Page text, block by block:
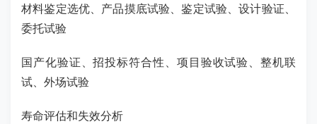
材料鉴定选优、产品摸底试验、鉴定试验、设计验证、
委托试验
国产化验证、招投标符合性、项目验收试验、整机联
试、外场试验
寿命评估和失效分析